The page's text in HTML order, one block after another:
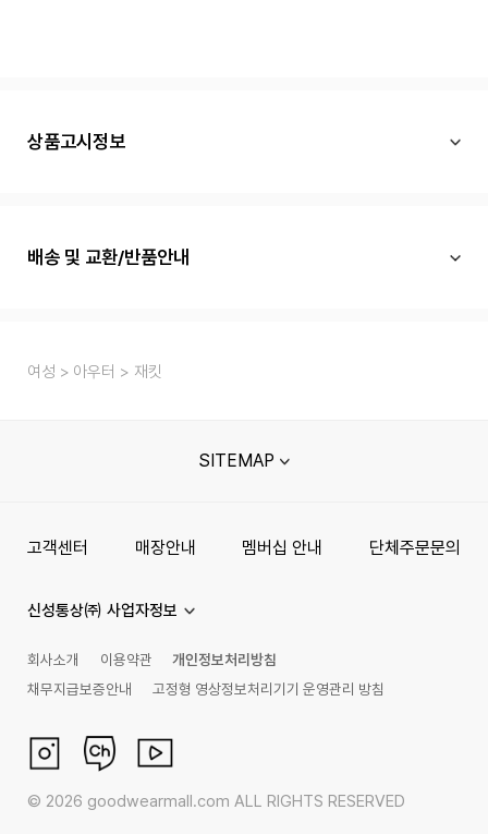
상품고시정보
배송 및 교환/반품안내
여성 아우터 재킷
SITEMAP
고객센터 매장안내 멤버십 안내 단체주문문의
신성통상㈜ 사업자정보
회사소개 이용약관
개인정보처리방침
채무지급보증안내
고정형 영상정보처리기기 운영관리 방침
© 2026 goodwearmall.com ALL RIGHTS RESERVED